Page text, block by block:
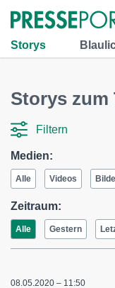
Storys
Storys zum
Filtern
Medien:
Alle Videos
Zeitraum:
Alle Gestern
08.05.2020 – 11:50